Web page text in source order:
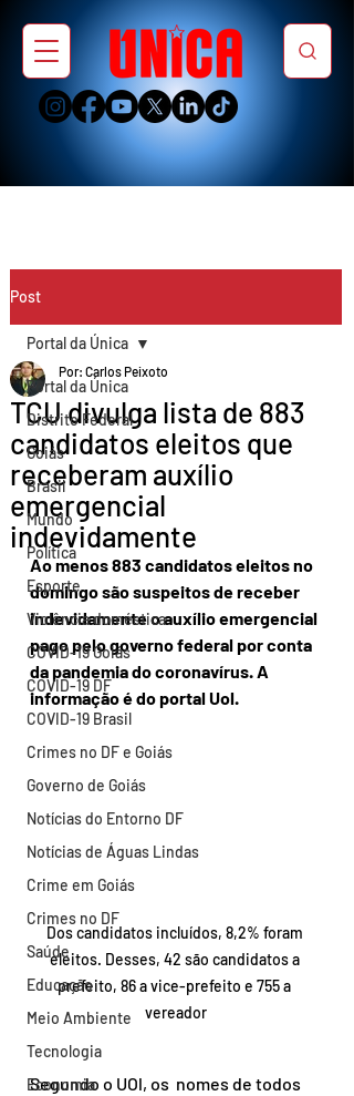
Post
Portal da Única
Distrito Federal
Goiás
Brasil
Mundo
Política
Esporte
Violência doméstica
COVID-19 Goiás
COVID-19 DF
COVID-19 Brasil
Crimes no DF e Goiás
Governo de Goiás
Notícias do Entorno DF
Notícias de Águas Lindas
Crime em Goiás
Crimes no DF
Saúde
Educação
Meio Ambiente
Tecnologia
Economia
Portal da Única
TCU divulga lista de 883
candidatos eleitos que
receberam auxílio
emergencial
indevidamente
Por: Carlos Peixoto
Ao menos 883 candidatos eleitos no
domingo são suspeitos de receber
indevidamente o auxílio emergencial
pago pelo governo federal por conta
da pandemia do coronavírus. A
informação é do portal Uol.
Dos candidatos incluídos, 8,2% foram
eleitos. Desses, 42 são candidatos a
prefeito, 86 a vice-prefeito e 755 a
vereador
Segundo o UOl, os  nomes de todos